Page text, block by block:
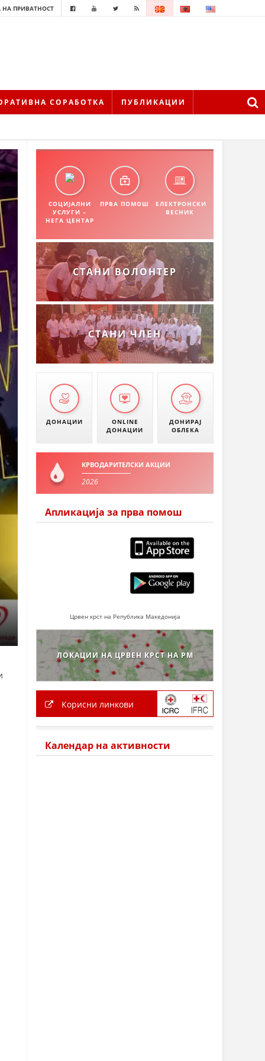
ПРИВАТНОСТ
СОРАБОТКА ПУБЛИКАЦИИ
СОЦИЈАЛНИ
УСЛУГИ –
НЕГА ЦЕНТАР
ПРВА ПОМОШ
ЕЛЕКТРОНСКИ
ВЕСНИК
СТАНИ ВОЛОНТЕР
СТАНИ ЧЛЕН
ДОНАЦИИ
ONLINE
ДОНАЦИИ
ДОНИРАЈ
ОБЛЕКА
КРВОДАРИТЕЛСКИ АКЦИИ
2026
Апликација за прва помош
Црвен крст на Република Македонија
ЛОКАЦИИ НА ЦРВЕН КРСТ НА РМ
Корисни линкови
Календар на активности